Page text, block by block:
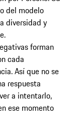
del modelo
diversidad y
forman
cada
Así que no se
respuesta
a intentarlo,
ese momento